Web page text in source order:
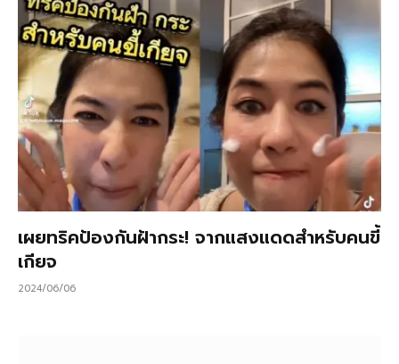
เผยทริคป้องกันฝ้ากระ! จากแสงแดดสำหรับคนขี้
เกียจ
2024/06/06